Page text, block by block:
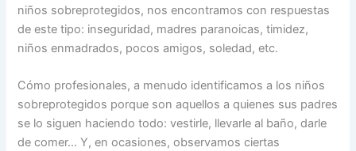
niños sobreprotegidos, nos encontramos con respuestas
de este tipo: inseguridad, madres paranoicas, timidez,
niños enmadrados, pocos amigos, soledad, etc.
Cómo profesionales, a menudo identificamos a los niños
sobreprotegidos porque son aquellos a quienes sus padres
se lo siguen haciendo todo: vestirle, llevarle al baño, darle
de comer… Y, en ocasiones, observamos ciertas